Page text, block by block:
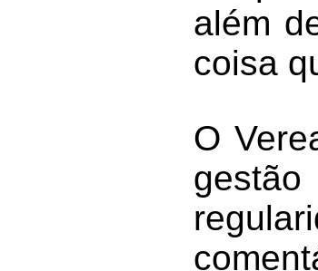
além
coisa
O